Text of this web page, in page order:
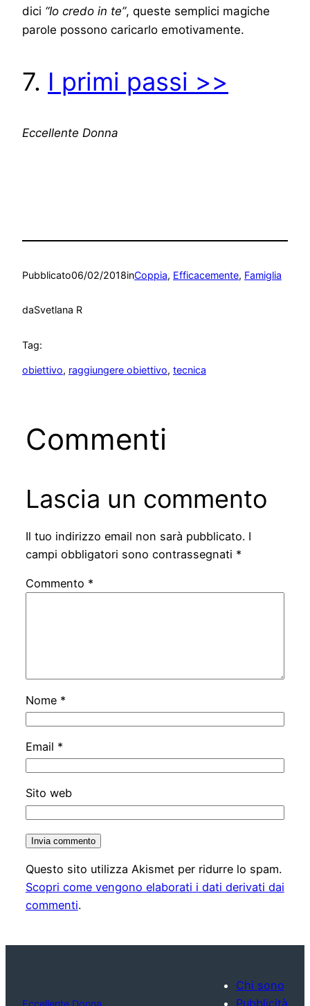
dici “Io credo in te”, queste semplici magiche
parole possono caricarlo emotivamente.
7. I primi passi >>
Eccellente Donna
Pubblicato06/02/2018inCoppia, Efficacemente, Famiglia
daSvetlana R
Tag:
obiettivo, raggiungere obiettivo, tecnica
Commenti
Lascia un commento
Il tuo indirizzo email non sarà pubblicato. I
campi obbligatori sono contrassegnati *
Commento *
Nome *
Email *
Sito web
Questo sito utilizza Akismet per ridurre lo spam.
Scopri come vengono elaborati i dati derivati dai
commenti.
Eccellente Donna
Chi sono